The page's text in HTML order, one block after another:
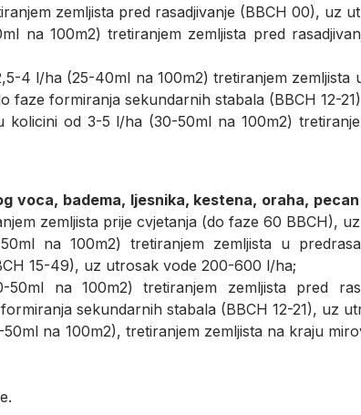
zemljista pred rasadjivanje (BBCH 00), uz
na 100m2) tretiranjem zemljista pred
4 l/ha (25-40ml na 100m2) tretiranjem zemljista
faze formiranja sekundarnih stabala (BBCH 12-
kolicini od 3-5 l/ha (30-50ml na 100m2)
voca, badema, ljesnika, kestena, oraha,
zemljista prije cvjetanja (do faze 60 BBCH),
na 100m2) tretiranjem zemljista u
15-49), uz utrosak vode 200-600 l/ha;
na 100m2) tretiranjem zemljista pred
sekundarnih stabala (BBCH 12-21), uz
na 100m2), tretiranjem zemljista na kraju